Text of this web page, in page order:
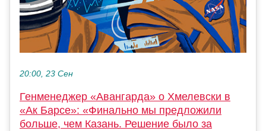
20:00, 23 Сен
Генменеджер «Авангарда» о Хмелевски в
«Ак Барсе»: «Финально мы предложили
больше, чем Казань. Решение было за